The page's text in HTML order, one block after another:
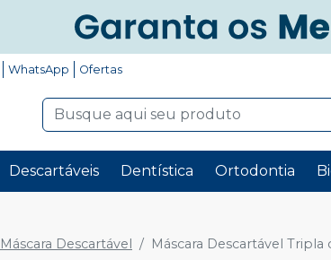
WhatsApp Ofertas
Descartáveis Dentística Ortodontia
Máscara Descartável Máscara Descartável